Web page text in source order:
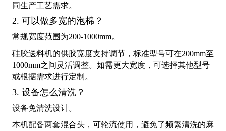
同生产工艺需求。
2. 可以做多宽的泡棉？
常规宽度范围为200-1000mm。
硅胶送料机的供胶宽度支持调节，标准型号可在200mm至
1000mm之间灵活调整。如需更大宽度，可选择其他型号
或根据需求进行定制。
3. 设备怎么清洗？
设备免清洗设计。
本机配备两套混合头，可轮流使用，避免了频繁清洗的麻